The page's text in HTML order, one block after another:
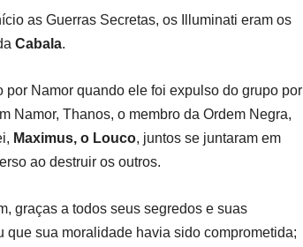
as Guerras Secretas, os Illuminati eram os
Cabala.
Namor quando ele foi expulso do grupo por
Namor, Thanos, o membro da Ordem Negra,
Maximus, o Louco, juntos se juntaram em
ao destruir os outros.
graças a todos seus segredos e suas
sua moralidade havia sido comprometida;